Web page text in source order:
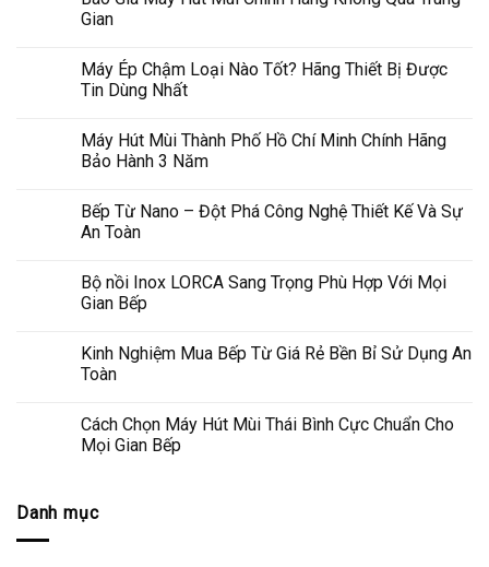
Gian
Máy Ép Chậm Loại Nào Tốt? Hãng Thiết Bị Được
Tin Dùng Nhất
Máy Hút Mùi Thành Phố Hồ Chí Minh Chính Hãng
Bảo Hành 3 Năm
Bếp Từ Nano – Đột Phá Công Nghệ Thiết Kế Và Sự
An Toàn
Bộ nồi Inox LORCA Sang Trọng Phù Hợp Với Mọi
Gian Bếp
Kinh Nghiệm Mua Bếp Từ Giá Rẻ Bền Bỉ Sử Dụng An
Toàn
Cách Chọn Máy Hút Mùi Thái Bình Cực Chuẩn Cho
Mọi Gian Bếp
Danh mục